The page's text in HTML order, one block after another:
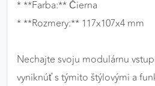
* **Farba:** Čierna
* **Rozmery:** 117x107x4 mm
Nechajte svoju modulárnu
vyniknúť s týmito štýlovými a